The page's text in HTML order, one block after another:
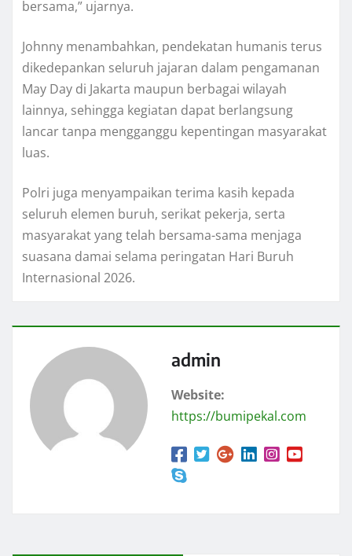
bersama,” ujarnya.
Johnny menambahkan, pendekatan humanis terus
dikedepankan seluruh jajaran dalam pengamanan
May Day di Jakarta maupun berbagai wilayah
lainnya, sehingga kegiatan dapat berlangsung
lancar tanpa mengganggu kepentingan masyarakat
luas.
Polri juga menyampaikan terima kasih kepada
seluruh elemen buruh, serikat pekerja, serta
masyarakat yang telah bersama-sama menjaga
suasana damai selama peringatan Hari Buruh
Internasional 2026.
admin
Website:
https://bumipekal.com